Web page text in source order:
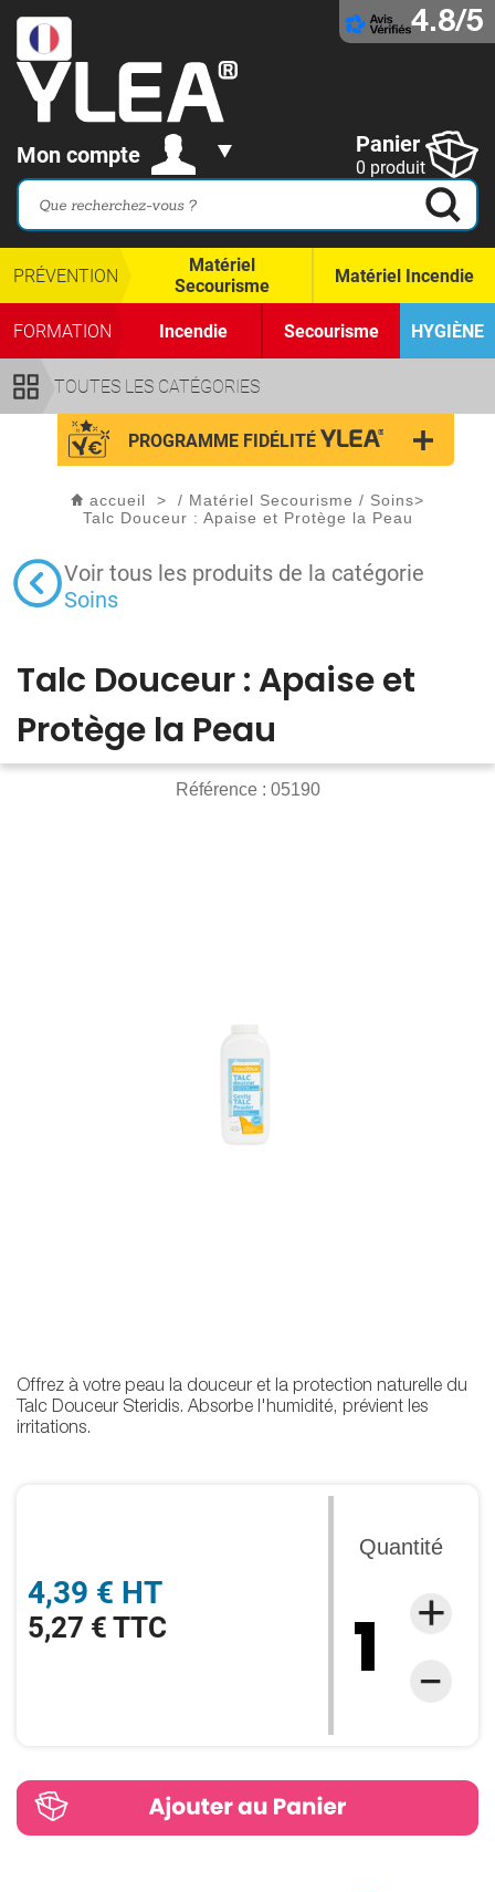
4.8/5
Mon compte Panier
0 produit
TOUTES LES CATÉGORIES
PRÉVENTION
Matériel
Secourisme
Matériel Incendie
FORMATION Incendie Secourisme HYGIÈNE
PROGRAMME FIDÉLITÉ
accueil > / Matériel Secourisme / Soins>
Talc Douceur : Apaise et Protège la Peau
Voir tous les produits de la catégorie
Soins
Talc Douceur : Apaise et
Protège la Peau
Référence : 05190
4,39 € HT
5,27 € TTC
Quantité
Offrez à votre peau la douceur et la protection naturelle du
Talc Douceur Steridis. Absorbe l'humidité, prévient les
irritations.